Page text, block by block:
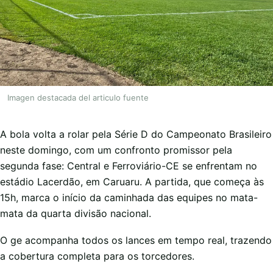
Imagen destacada del articulo fuente
A bola volta a rolar pela Série D do Campeonato Brasileiro
neste domingo, com um confronto promissor pela
segunda fase: Central e Ferroviário-CE se enfrentam no
estádio Lacerdão, em Caruaru. A partida, que começa às
15h, marca o início da caminhada das equipes no mata-
mata da quarta divisão nacional.
O ge acompanha todos os lances em tempo real, trazendo
a cobertura completa para os torcedores.